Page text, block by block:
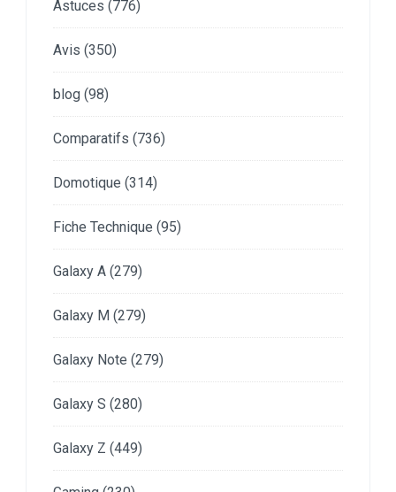
Astuces (776)
Avis (350)
blog (98)
Comparatifs (736)
Domotique (314)
Fiche Technique (95)
Galaxy A (279)
Galaxy M (279)
Galaxy Note (279)
Galaxy S (280)
Galaxy Z (449)